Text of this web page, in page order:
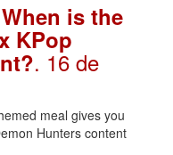
is the
KPop
. 16 de
meal gives you
Hunters content